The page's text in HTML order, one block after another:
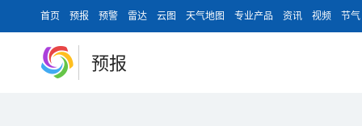
首页 预报 预警 雷达 云图 天气地图 专业产品 资讯 视频 节气
预报